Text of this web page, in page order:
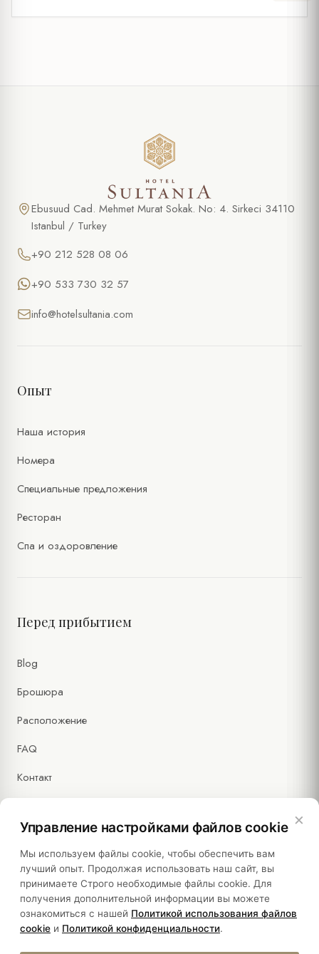
Ebusuud Cad. Mehmet Murat Sokak. No: 4. Sirkeci 34110
Istanbul / Turkey
+90 212 528 08 06
+90 533 730 32 57
info@hotelsultania.com
Опыт
Наша история
Номера
Специальные предложения
Ресторан
Спа и оздоровление
Перед прибытием
Blog
Брошюра
Расположение
FAQ
Контакт
Правовая информация
Политики
Устойчивость
×
Управление настройками файлов cookie
Мы используем файлы cookie, чтобы обеспечить вам
лучший опыт. Продолжая использовать наш сайт, вы
принимаете Строго необходимые файлы cookie. Для
получения дополнительной информации вы можете
ознакомиться с нашей Политикой использования файлов
cookie и Политикой конфиденциальности.